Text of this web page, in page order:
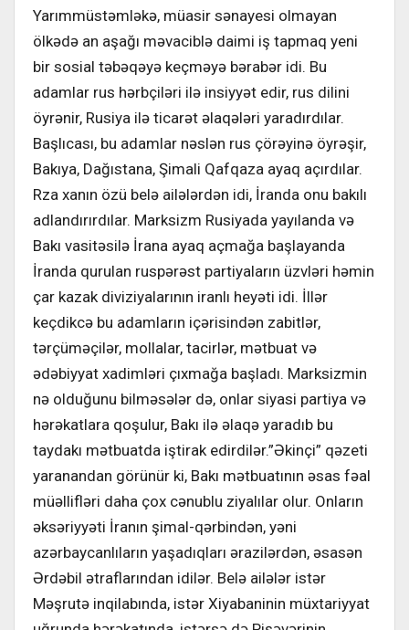
Yarımmüstəmləkə, müasir sənayesi olmayan
ölkədə an aşağı məvaciblə daimi iş tapmaq yeni
bir sosial təbəqəyə keçməyə bərabər idi. Bu
adamlar rus hərbçiləri ilə insiyyət edir, rus dilini
öyrənir, Rusiya ilə ticarət əlaqələri yaradırdılar.
Başlıcası, bu adamlar nəslən rus çörəyinə öyrəşir,
Bakıya, Dağıstana, Şimali Qafqaza ayaq açırdılar.
Rza xanın özü belə ailələrdən idi, İranda onu bakılı
adlandırırdılar. Marksizm Rusiyada yayılanda və
Bakı vasitəsilə İrana ayaq açmağa başlayanda
İranda qurulan ruspərəst partiyaların üzvləri həmin
çar kazak diviziyalarının iranlı heyəti idi. İllər
keçdikcə bu adamların içərisindən zabitlər,
tərçüməçilər, mollalar, tacirlər, mətbuat və
ədəbiyyat xadimləri çıxmağa başladı. Marksizmin
nə olduğunu bilməsələr də, onlar siyasi partiya və
hərəkatlara qoşulur, Bakı ilə əlaqə yaradıb bu
taydakı mətbuatda iştirak edirdilər.”Əkinçi” qəzeti
yaranandan görünür ki, Bakı mətbuatının əsas fəal
müəllifləri daha çox cənublu ziyalılar olur. Onların
əksəriyyəti İranın şimal-qərbindən, yəni
azərbaycanlıların yaşadıqları ərazilərdən, əsasən
Ərdəbil ətraflarından idilər. Belə ailələr istər
Məşrutə inqilabında, istər Xiyabaninin müxtariyyat